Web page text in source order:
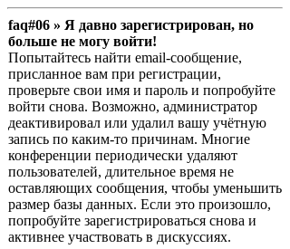
faq#06 » Я давно зарегистрирован, но
больше не могу войти!
Попытайтесь найти email-сообщение,
присланное вам при регистрации,
проверьте свои имя и пароль и попробуйте
войти снова. Возможно, администратор
деактивировал или удалил вашу учётную
запись по каким-то причинам. Многие
конференции периодически удаляют
пользователей, длительное время не
оставляющих сообщения, чтобы уменьшить
размер базы данных. Если это произошло,
попробуйте зарегистрироваться снова и
активнее участвовать в дискуссиях.